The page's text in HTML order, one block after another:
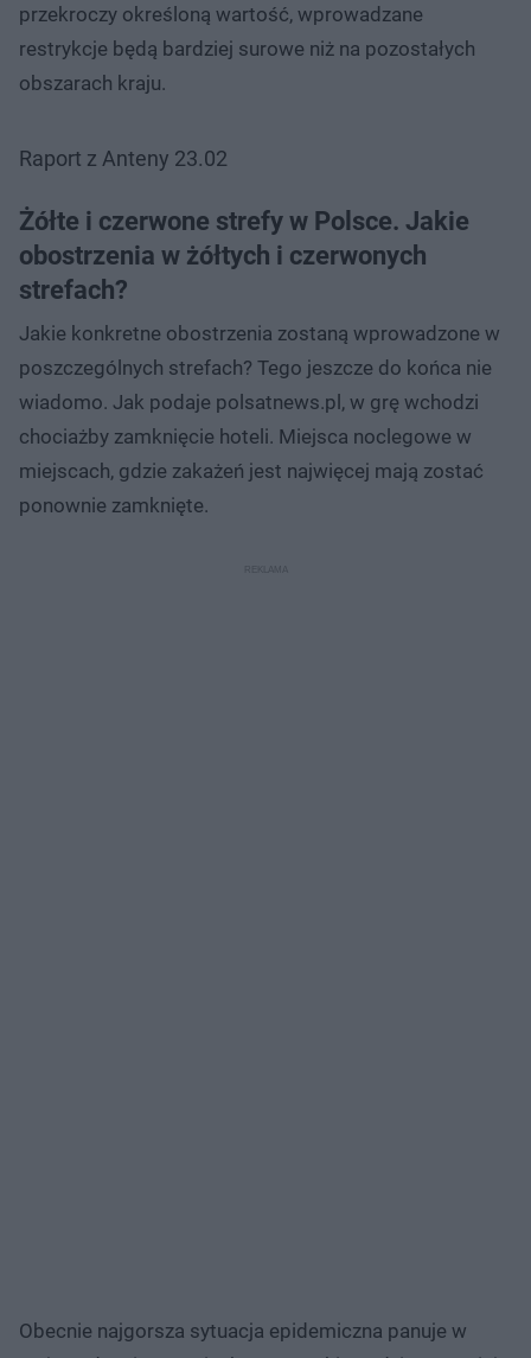
przekroczy określoną wartość, wprowadzane
restrykcje będą bardziej surowe niż na pozostałych
obszarach kraju.
Raport z Anteny 23.02
Żółte i czerwone strefy w Polsce. Jakie
obostrzenia w żółtych i czerwonych
strefach?
Jakie konkretne obostrzenia zostaną wprowadzone w
poszczególnych strefach? Tego jeszcze do końca nie
wiadomo. Jak podaje polsatnews.pl, w grę wchodzi
chociażby zamknięcie hoteli. Miejsca noclegowe w
miejscach, gdzie zakażeń jest najwięcej mają zostać
ponownie zamknięte.
Obecnie najgorsza sytuacja epidemiczna panuje w